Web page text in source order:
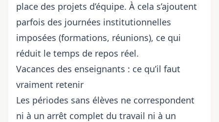
place des projets d’équipe. À cela s’ajoutent
parfois des journées institutionnelles
imposées (formations, réunions), ce qui
réduit le temps de repos réel.
Vacances des enseignants : ce qu’il faut
vraiment retenir
Les périodes sans élèves ne correspondent
ni à un arrêt complet du travail ni à un